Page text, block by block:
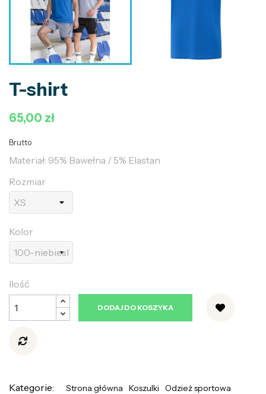
T-shirt
65,00 zł
Brutto
Materiał: 95% Bawełna / 5% Elastan
Rozmiar
Kolor
Ilość
DODAJ DO KOSZYKA
Kategorie: Strona główna Koszulki Odzież sportowa